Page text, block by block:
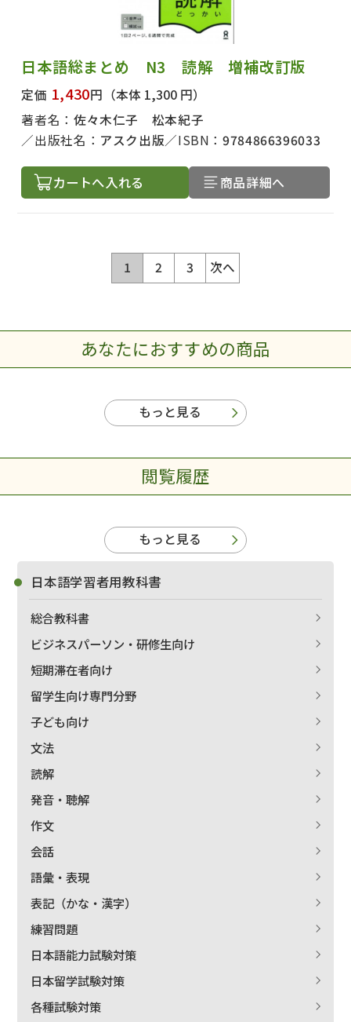
日本語総まとめ N3 読解 増補改訂版
定価 1,430円 （本体 1,300 円）
著者名： 佐々木仁子 松本紀子
出版社名： アスク出版 ISBN：9784866396033
カートへ入れる 商品詳細へ
1 2 3 次へ
あなたにおすすめの商品
もっと見る
閲覧履歴
もっと見る
日本語学習者用教科書
総合教科書
ビジネスパーソン・研修生向け
短期滞在者向け
留学生向け専門分野
子ども向け
文法
読解
発音・聴解
作文
会話
語彙・表現
表記（かな・漢字）
練習問題
日本語能力試験対策
日本留学試験対策
各種試験対策